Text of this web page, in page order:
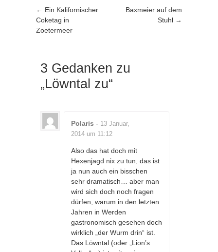
Artikel-Navigation
← Ein Kalifornischer
Coketag in
Zoetermeer
Baxmeier auf dem
Stuhl →
3 Gedanken zu
„Löwntal zu“
Polaris - 13 Januar,
2014 um 11:12
Also das hat doch mit
Hexenjagd nix zu tun, das ist
ja nun auch ein bisschen
sehr dramatisch… aber man
wird sich doch noch fragen
dürfen, warum in den letzten
Jahren in Werden
gastronomisch gesehen doch
wirklich „der Wurm drin“ ist.
Das Löwntal (oder „Lion’s